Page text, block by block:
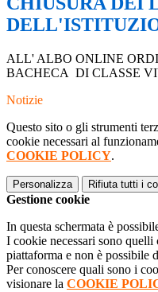
ALL' ALBO ONLINE
BACHECA DI CLASSE
Notizie
Questo sito o gli strumenti
cookie necessari al
COOKIE POLICY.
Personalizza Rifiuta tutti i
Gestione cookie
In questa schermata è
I cookie necessari sono
piattaforma e non è possibile
Per conoscere quali sono i
visionare la COOKIE